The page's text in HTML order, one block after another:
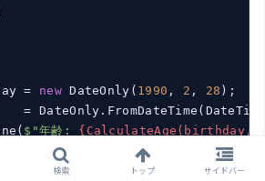
= new DateOnly( 1990 , 2 , 28 );
=
$"年齢: {CalculateAge(birthday,
29）への対応
検索 トップ サイドバー